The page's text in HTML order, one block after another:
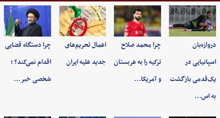
دروازه‌بان
اسپانیایی در
یک‌قدمی بازگشت
به اس…
چرا محمد صلاح
ترکیه را به عربستان
و آمریکا…
اعمال تحریم‌های
جدید علیه ایران
چرا دستگاه قضایی
اقدام نمی‌کند؟ ؛
شخصی خبر…